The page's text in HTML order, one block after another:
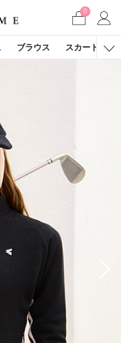
0
ブラウス スカート